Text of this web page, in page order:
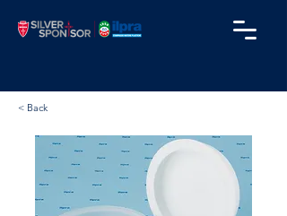
< Back